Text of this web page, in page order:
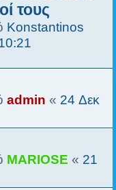
τους
Konstantinos
admin « 24 Δεκ
MARIOSE « 21